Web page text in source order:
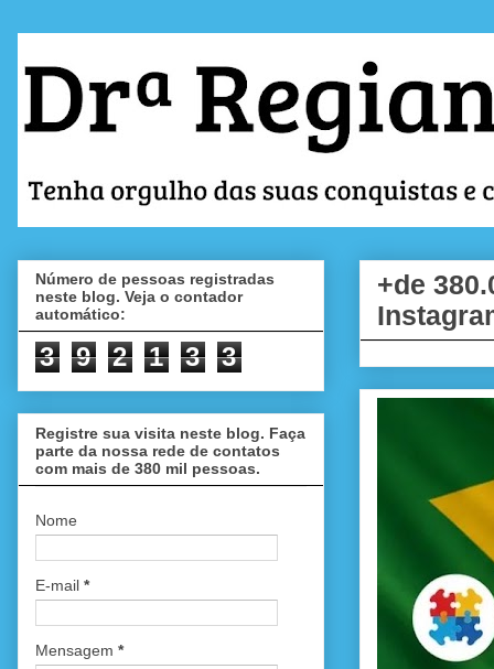
+de
Número de pessoas registradas
neste blog. Veja o contador
automático:
3 9 2 1 3 3
Registre sua visita neste blog. Faça
parte da nossa rede de contatos
com mais de 380 mil pessoas.
Nome
E-mail *
Mensagem *